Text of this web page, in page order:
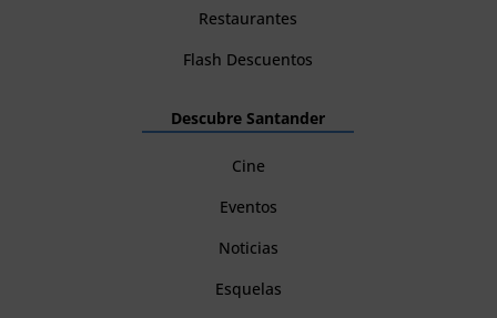
Restaurantes
Flash Descuentos
Descubre Santander
Cine
Eventos
Noticias
Esquelas